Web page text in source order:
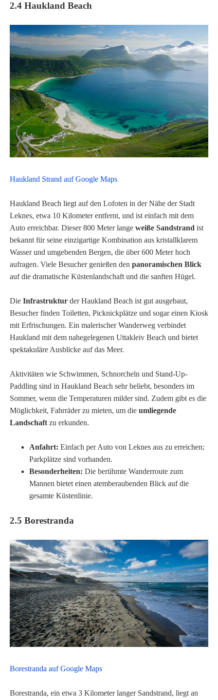
2.4 Haukland Beach
Haukland Strand auf Google Maps
Haukland Beach liegt auf den Lofoten in der Nähe der Stadt
Leknes, etwa 10 Kilometer entfernt, und ist einfach mit dem
Auto erreichbar. Dieser 800 Meter lange weiße Sandstrand ist
bekannt für seine einzigartige Kombination aus kristallklarem
Wasser und umgebenden Bergen, die über 600 Meter hoch
aufragen. Viele Besucher genießen den panoramischen Blick
auf die dramatische Küstenlandschaft und die sanften Hügel.
Die Infrastruktur der Haukland Beach ist gut ausgebaut,
Besucher finden Toiletten, Picknickplätze und sogar einen Kiosk
mit Erfrischungen. Ein malerischer Wanderweg verbindet
Haukland mit dem nahegelegenen Uttakleiv Beach und bietet
spektakuläre Ausblicke auf das Meer.
Aktivitäten wie Schwimmen, Schnorcheln und Stand-Up-
Paddling sind in Haukland Beach sehr beliebt, besonders im
Sommer, wenn die Temperaturen milder sind. Zudem gibt es die
Möglichkeit, Fahrräder zu mieten, um die umliegende
Landschaft zu erkunden.
Anfahrt: Einfach per Auto von Leknes aus zu erreichen;
Parkplätze sind vorhanden.
Besonderheiten: Die berühmte Wanderroute zum
Mannen bietet einen atemberaubenden Blick auf die
gesamte Küstenlinie.
2.5 Borestranda
Borestranda auf Google Maps
Borestranda, ein etwa 3 Kilometer langer Sandstrand, liegt an